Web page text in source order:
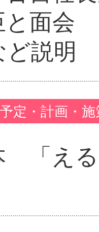
と面会
説明
予定・計画・
「え